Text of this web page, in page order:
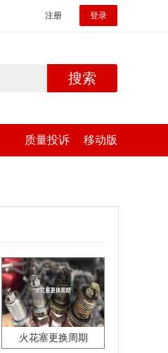
注册 登录
搜索
质量投诉 移动版
火花塞更换周期